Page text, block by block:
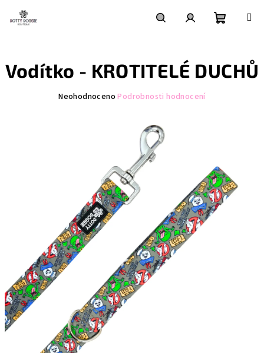
obsah
košík
Vodítko - KROTITELÉ DUCHŮ
Průměrné
Neohodnoceno Podrobnosti hodnocení